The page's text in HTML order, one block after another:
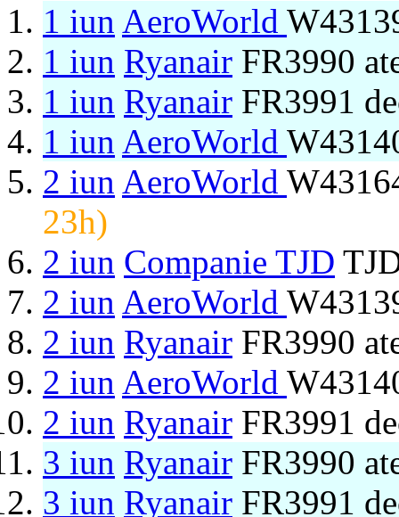
1 iun AeroWorld
1 iun Ryanair FR3990
1 iun Ryanair FR3991
1 iun AeroWorld
2 iun AeroWorld
23h)
2 iun Companie TJD
2 iun AeroWorld
2 iun Ryanair FR3990
2 iun AeroWorld
2 iun Ryanair FR3991
3 iun Ryanair FR3990
3 iun Ryanair FR3991